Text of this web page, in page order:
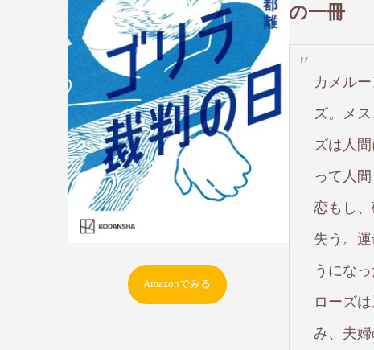
Amazonでみる
の一冊
カメル
ズ。メ
ズは人
って人
恋もし
失う。
うにな
ローズ
み、夫